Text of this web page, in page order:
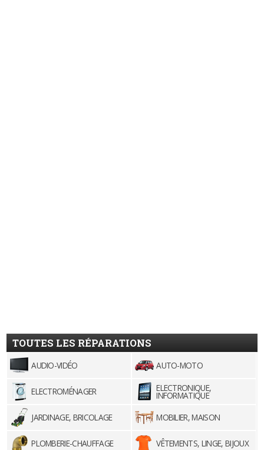
TOUTES LES RÉPARATIONS
AUDIO-VIDÉO AUTO-MOTO
ELECTROMÉNAGER ELECTRONIQUE,
INFORMATIQUE
JARDINAGE, BRICOLAGE
MOBILIER, MAISON
PLOMBERIE-CHAUFFAGE VÊTEMENTS, LINGE, BIJOUX